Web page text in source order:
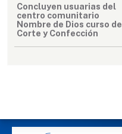
Concluyen usuarias del
centro comunitario
Nombre de Dios curso de
Corte y Confección